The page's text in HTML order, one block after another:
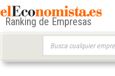
Ranking de Empresas